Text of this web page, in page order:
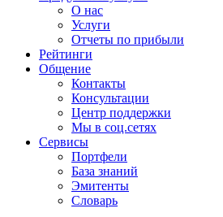
О нас
Услуги
Отчеты по прибыли
Рейтинги
Общение
Контакты
Консультации
Центр поддержки
Мы в соц.сетях
Сервисы
Портфели
База знаний
Эмитенты
Словарь